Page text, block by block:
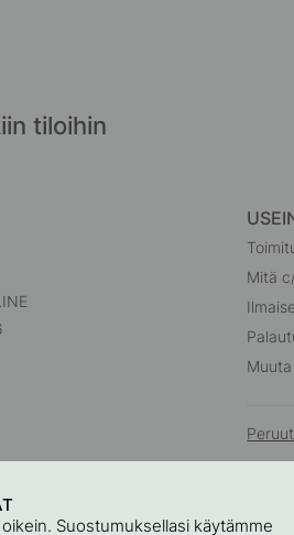
tiloihin
Mitä
Suostumuksellasi käytämme